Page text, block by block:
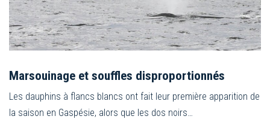
Marsouinage et souffles disproportionnés
Les dauphins à flancs blancs ont fait leur première apparition de
la saison en Gaspésie, alors que les dos noirs…